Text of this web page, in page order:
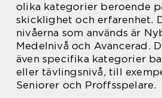
olika kategorier beroende
skicklighet och erfarenhet.
nivåerna som används är
Medelnivå och Avancerad.
även specifika kategorier
eller tävlingsnivå, till
Seniorer och Proffsspelare.